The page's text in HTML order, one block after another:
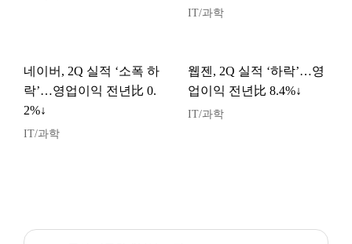
IT/과학
네이버, 2Q 실적 ‘소폭 하
락’…영업이익 전년比 0.
2%↓
IT/과학
웹젠, 2Q 실적 ‘하락’…영
업이익 전년比 8.4%↓
IT/과학